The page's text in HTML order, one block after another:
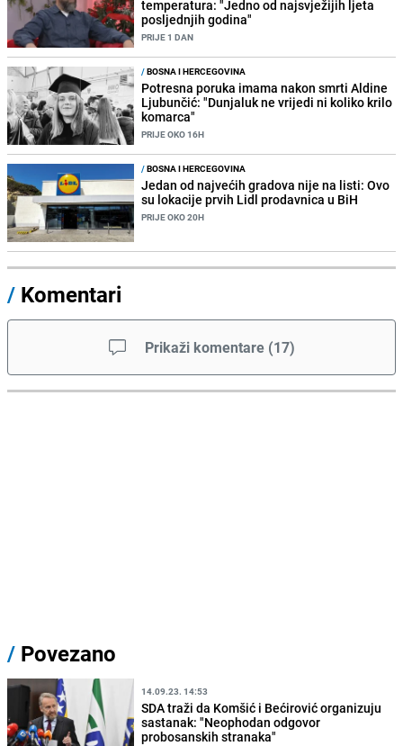
temperatura: "Jedno od najsvježijih ljeta
posljednjih godina"
PRIJE 1 DAN
/BOSNA I HERCEGOVINA
Potresna poruka imama nakon smrti Aldine
Ljubunčić: "Dunjaluk ne vrijedi ni koliko krilo
komarca"
PRIJE OKO 16H
/BOSNA I HERCEGOVINA
Jedan od najvećih gradova nije na listi: Ovo
su lokacije prvih Lidl prodavnica u BiH
PRIJE OKO 20H
/ Komentari
Prikaži komentare (17)
/ Povezano
14.09.23. 14:53
SDA traži da Komšić i Bećirović organizuju
sastanak: "Neophodan odgovor
probosanskih stranaka"